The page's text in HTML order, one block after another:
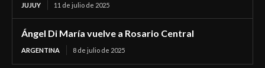
JUJUY 11 de julio de 2025
Ángel Di María vuelve a Rosario Central
ARGENTINA 8 de julio de 2025